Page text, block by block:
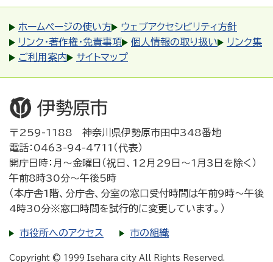
ホームページの使い方
ウェブアクセシビリティ方針
リンク・著作権・免責事項
個人情報の取り扱い
リンク集
ご利用案内
サイトマップ
〒259-1188 神奈川県伊勢原市田中348番地
電話：0463-94-4711（代表）
開庁日時：月～金曜日（祝日、12月29日～1月3日を除く）
午前8時30分～午後5時
（本庁舎1階、分庁舎、分室の窓口受付時間は午前9時～午後
4時30分※窓口時間を試行的に変更しています。）
市役所へのアクセス 市の組織
Copyright © 1999 Isehara city All Rights Reserved.